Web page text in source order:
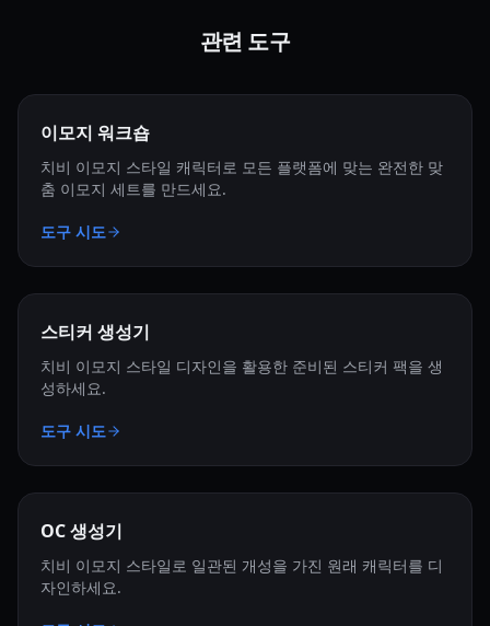
관련 도구
이모지 워크숍
치비 이모지 스타일 캐릭터로 모든 플랫폼에 맞는 완전한 맞
춤 이모지 세트를 만드세요.
도구 시도
스티커 생성기
치비 이모지 스타일 디자인을 활용한 준비된 스티커 팩을 생
성하세요.
도구 시도
OC 생성기
치비 이모지 스타일로 일관된 개성을 가진 원래 캐릭터를 디
자인하세요.